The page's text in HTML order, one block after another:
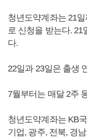
청년도약계좌는 21
로 신청을 받는다. 21
다.
22일과 23일은 출생
7월부터는 매달 2주
청년도약계좌는 KB
기업, 광주, 전북, 경